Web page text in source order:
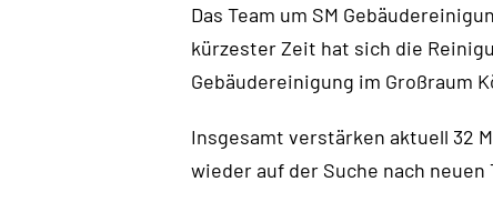
Das Team um SM
kürzester Zeit hat sich die
Gebäudereinigung im Großraum
Insgesamt verstärken aktuell 32
wieder auf der Suche nach